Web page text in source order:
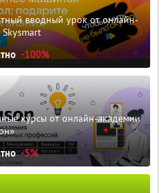
вводный урок от онлайн-
-100%
курсы от онлайн-академии
-5%